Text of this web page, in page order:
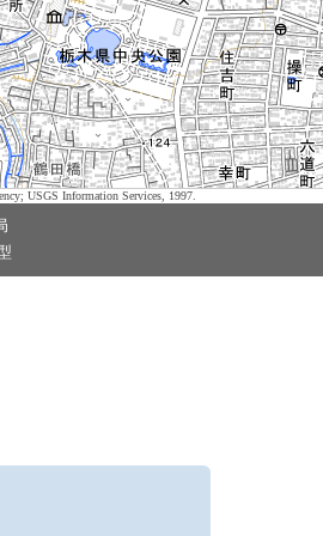
USGS Information Services, 1997.